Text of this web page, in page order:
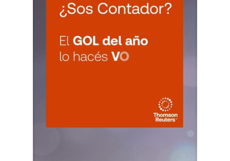
CUIT 0-1-2-3-4-5-6-7-8-9-…
CHUBUT